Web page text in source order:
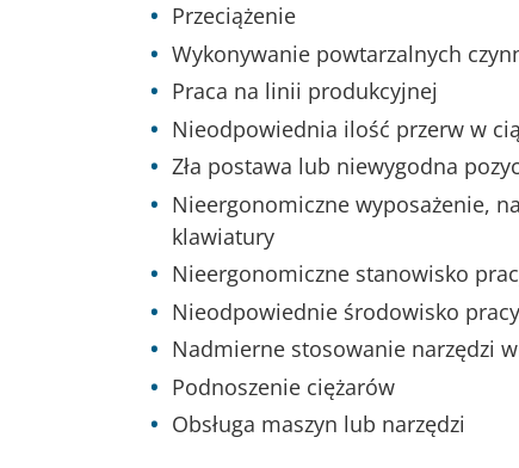
Przeciążenie
Wykonywanie powtarzalnych
Praca na linii produkcyjnej
Nieodpowiednia ilość przerw w
Zła postawa lub niewygodna
Nieergonomiczne wyposażenie,
klawiatury
Nieergonomiczne stanowisko
Nieodpowiednie środowisko pracy
Nadmierne stosowanie narzędzi
Podnoszenie ciężarów
Obsługa maszyn lub narzędzi